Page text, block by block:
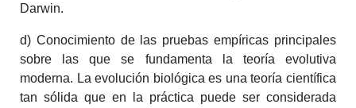
Darwin.
d) Conocimiento de las pruebas empíricas principales
sobre las que se fundamenta la teoría evolutiva
moderna. La evolución biológica es una teoría científica
tan sólida que en la práctica puede ser considerada